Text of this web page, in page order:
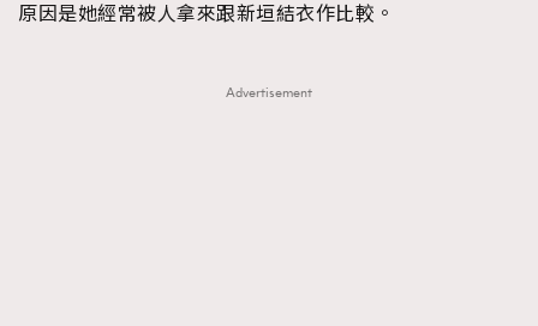
原因是她經常被人拿來跟新垣結衣作比較。
Advertisement